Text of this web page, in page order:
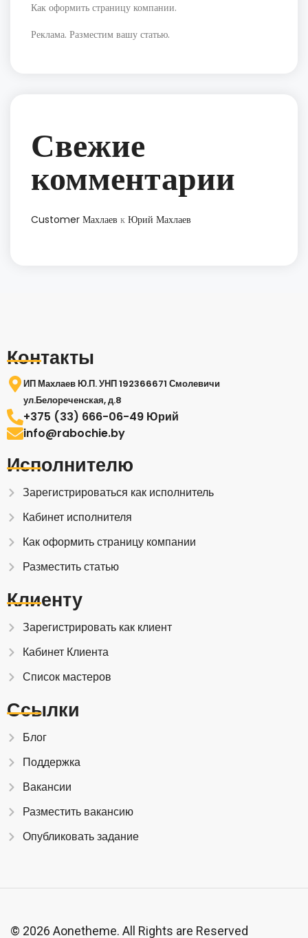
Как оформить страницу компании.
Реклама. Разместим вашу статью.
Свежие
комментарии
Customer Махлаев к Юрий Махлаев
Контакты
ИП Махлаев Ю.П. УНП 192366671 Смолевичи
ул.Белореченская, д.8
+375 (33) 666-06-49 Юрий
info@rabochie.by
Исполнителю
Зарегистрироваться как исполнитель
Кабинет исполнителя
Как оформить страницу компании
Разместить статью
Клиенту
Зарегистрировать как клиент
Кабинет Клиента
Список мастеров
Ссылки
Блог
Поддержка
Вакансии
Разместить вакансию
Опубликовать задание
© 2026 Aonetheme. All Rights are Reserved